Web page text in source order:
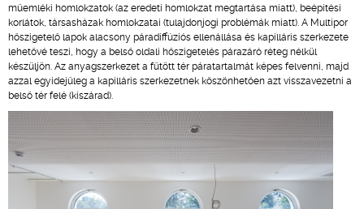
műemléki homlokzatok (az eredeti homlokzat megtartása miatt), beépítési
korlátok, társasházak homlokzatai (tulajdonjogi problémák miatt). A Multipor
hőszigetelő lapok alacsony páradiffúziós ellenállása és kapilláris szerkezete
lehetővé teszi, hogy a belső oldali hőszigetelés párazáró réteg nélkül
készüljön. Az anyagszerkezet a fűtött tér páratartalmát képes felvenni, majd
azzal egyidejűleg a kapilláris szerkezetnek köszönhetően azt visszavezetni a
belső tér felé (kiszárad).